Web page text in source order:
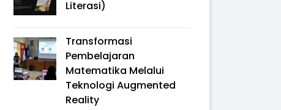
Literasi)
Transformasi
Pembelajaran
Matematika Melalui
Teknologi Augmented
Reality